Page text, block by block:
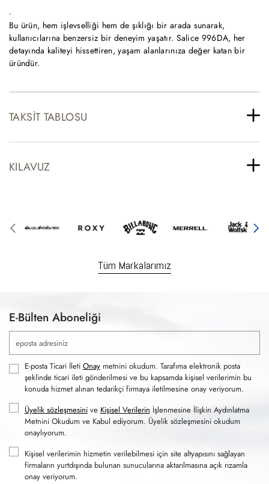
Bu ürün, hem işlevselliği hem de şıklığı bir arada sunarak,
kullanıcılarına benzersiz bir deneyim yaşatır. Salice 996DA, her
detayında kaliteyi hissettiren, yaşam alanlarınıza değer katan bir
üründür.
TAKSIT TABLOSU
KILAVUZ
Tüm Markalarımız
E-Bülten Aboneliği
E-posta Ticari İleti Onaymetnini okudum. Tarafıma elektronik posta
şeklinde ticari ileti gönderilmesi ve bu kapsamda kişisel verilerimin bu
konuda hizmet alınan tedarikçi firmaya iletilmesine onay veriyorum.
Üyelik sözleşmesinive Kişisel Verilerin İşlenmesine İlişkin Aydınlatma
Metnini Okudum ve Kabul ediyorum. Üyelik sözleşmesini okudum
onaylıyorum.
Kişisel verilerimin hizmetin verilebilmesi için site altyapısını sağlayan
firmaların yurtdışında bulunan sunucularına aktarılmasına açık rızamla
onay veriyorum.